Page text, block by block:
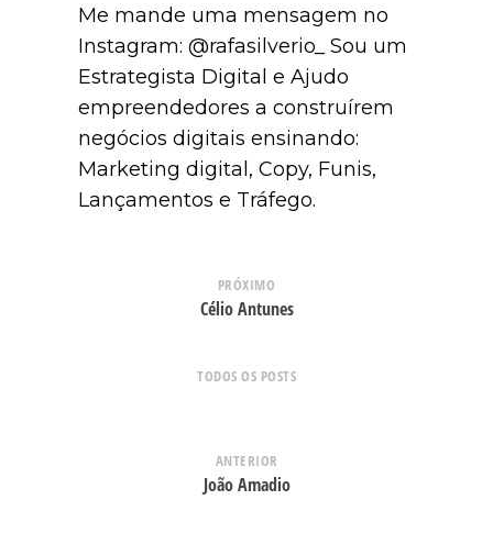
Me mande uma mensagem no
Instagram: @rafasilverio_ Sou um
Estrategista Digital e Ajudo
empreendedores a construírem
negócios digitais ensinando:
Marketing digital, Copy, Funis,
Lançamentos e Tráfego.
PRÓXIMO
Célio Antunes
TODOS OS POSTS
ANTERIOR
João Amadio